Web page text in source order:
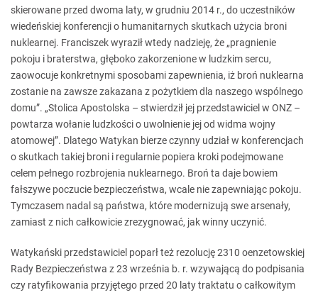
skierowane przed dwoma laty, w grudniu 2014 r., do uczestników
wiedeńskiej konferencji o humanitarnych skutkach użycia broni
nuklearnej. Franciszek wyraził wtedy nadzieję, że „pragnienie
pokoju i braterstwa, głęboko zakorzenione w ludzkim sercu,
zaowocuje konkretnymi sposobami zapewnienia, iż broń nuklearna
zostanie na zawsze zakazana z pożytkiem dla naszego wspólnego
domu”. „Stolica Apostolska – stwierdził jej przedstawiciel w ONZ –
powtarza wołanie ludzkości o uwolnienie jej od widma wojny
atomowej”. Dlatego Watykan bierze czynny udział w konferencjach
o skutkach takiej broni i regularnie popiera kroki podejmowane
celem pełnego rozbrojenia nuklearnego. Broń ta daje bowiem
fałszywe poczucie bezpieczeństwa, wcale nie zapewniając pokoju.
Tymczasem nadal są państwa, które modernizują swe arsenały,
zamiast z nich całkowicie zrezygnować, jak winny uczynić.
Watykański przedstawiciel poparł też rezolucję 2310 oenzetowskiej
Rady Bezpieczeństwa z 23 września b. r. wzywającą do podpisania
czy ratyfikowania przyjętego przed 20 laty traktatu o całkowitym